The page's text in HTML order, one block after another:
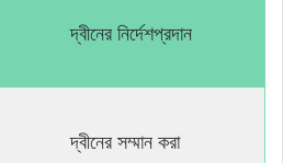
দ্বীনের নির্দেশপ্রদান
দ্বীনের সম্মান করা